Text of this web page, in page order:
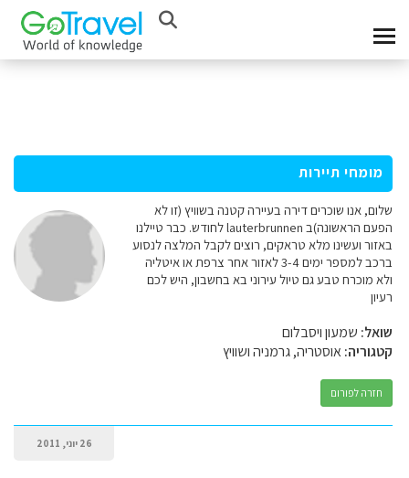
מומחי תיירות
שלום, אנו שוכרים דירה בעיירה קטנה בשוויץ (זו לא
הפעם הראשונה)ב lauterbrunnen לחודש. כבר טיילנו
באזור ועשינו מלא טראקים, רוצים לקבל המלצה לנסוע
ברכב למספר ימים 3-4 לאזור אחר צרפת או איטליה
ולא מוכרח טבע גם טיול עירוני בא בחשבון, היש לכם
רעיון
שואל: שמעון ויסבלום
קטגוריה:אוסטריה, גרמניה ושוויץ
חזרה לפורום
26 יוני, 2011